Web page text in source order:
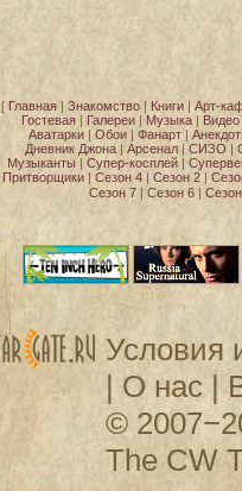
[ Главная| Знакомство| Книги| Арт-
Гостевая | Галереи | Музыка | Видео
Аватарки | Обои | Фанарт |
Дневник Джона| Арсенал| СИЗО |
Музыканты | Супер-косплей |
Притворщики | Сезон 4 | Сезон 2 |
Сезон 7| Сезон 6|
Условия
| О нас |
©
The CW